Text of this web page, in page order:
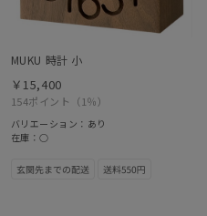
MUKU 時計 小
154ポイント （1％）
￥15,400
バリエーション：あり
在庫：○